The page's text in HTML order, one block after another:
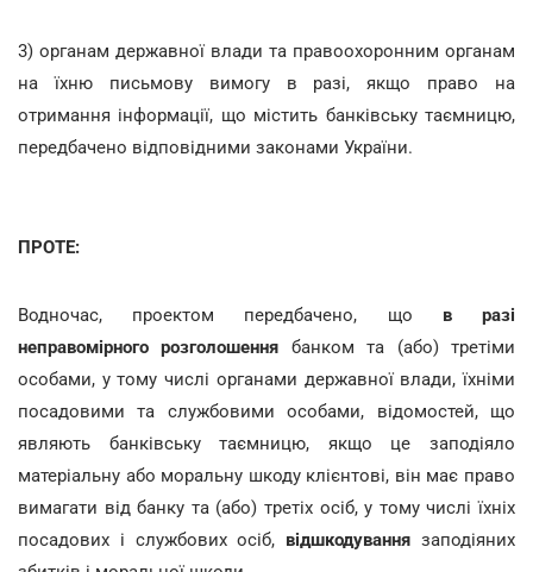
3) органам державної влади та правоохоронним органам
на їхню письмову вимогу в разі, якщо право на
отримання інформації, що містить банківську таємницю,
передбачено відповідними законами України.
ПРОТЕ:
Водночас, проектом передбачено, що в разі
неправомірного розголошення банком та (або) третіми
особами, у тому числі органами державної влади, їхніми
посадовими та службовими особами, відомостей, що
являють банківську таємницю, якщо це заподіяло
матеріальну або моральну шкоду клієнтові, він має право
вимагати від банку та (або) третіх осіб, у тому числі їхніх
посадових і службових осіб, відшкодування заподіяних